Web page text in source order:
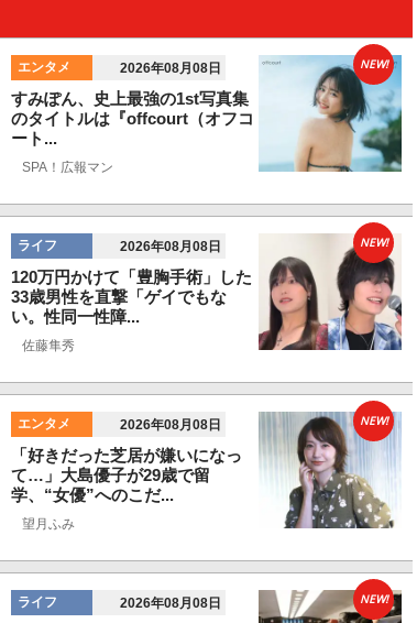
エンタメ 2026年08月08日
すみぽん、史上最強の1st写真集
のタイトルは『offcourt（オフコ
ート...
SPA！広報マン
NEW!
ライフ 2026年08月08日
120万円かけて「豊胸手術」した
33歳男性を直撃「ゲイでもな
い。性同一性障...
佐藤隼秀
NEW!
エンタメ 2026年08月08日
「好きだった芝居が嫌いになっ
て…」大島優子が29歳で留
学、“女優”へのこだ...
望月ふみ
NEW!
ライフ 2026年08月08日 NEW!